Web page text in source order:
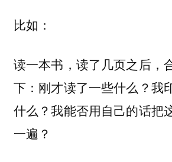
比如：
读一本书，读了几页之后，
下：刚才读了一些什么？我
什么？我能否用自己的话把
一遍？